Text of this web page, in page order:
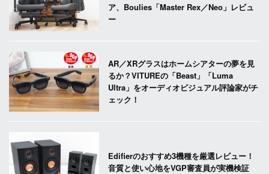
ア、Boulies「Master Rex／Neo」レビュ
ー
AR／XRグラスはホームシアターの夢を見
るか？VITUREの「Beast」「Luma
Ultra」をオーディオビジュアル評論家がチ
ェック！
Edifierのおすすめ3機種を厳選レビュー！
音質と使い心地をVGP審査員が実機検証